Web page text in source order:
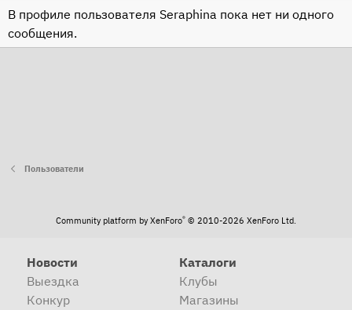
В профиле пользователя Seraphina пока нет ни одного
сообщения.
Пользователи
Community platform by XenForo® © 2010-2026 XenForo Ltd.
Новости
Выездка
Конкур
Каталоги
Клубы
Магазины